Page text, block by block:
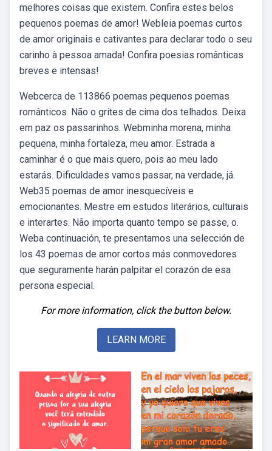
melhores coisas que existem. Confira estes belos
pequenos poemas de amor! Webleia poemas curtos
de amor originais e cativantes para declarar todo o seu
carinho à pessoa amada! Confira poesias românticas
breves e intensas!
Webcerca de 113866 poemas pequenos poemas
românticos. Não o grites de cima dos telhados. Deixa
em paz os passarinhos. Webminha morena, minha
pequena, minha fortaleza, meu amor. Estrada a
caminhar é o que mais quero, pois ao meu lado
estarás. Dificuldades vamos passar, na verdade, já.
Web35 poemas de amor inesquecíveis e
emocionantes. Mestre em estudos literários, culturais
e interartes. Não importa quanto tempo se passe, o.
Weba continuación, te presentamos una selección de
los 43 poemas de amor cortos más conmovedores
que seguramente harán palpitar el corazón de esa
persona especial.
For more information, click the button below.
LEARN MORE